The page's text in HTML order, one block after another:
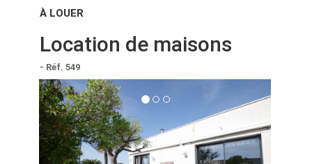
À LOUER
Location de maisons
- Réf. 549